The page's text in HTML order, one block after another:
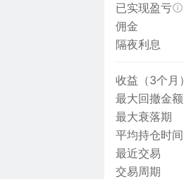
已实现盈亏
佣金
隔夜利息
收益（3个月）
最大回撤金额
最大衰落期
平均持仓时间
最近交易
交易周期